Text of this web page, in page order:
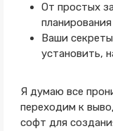
От простых
Ваши
установить,
Я думаю все
переходим к
софт для